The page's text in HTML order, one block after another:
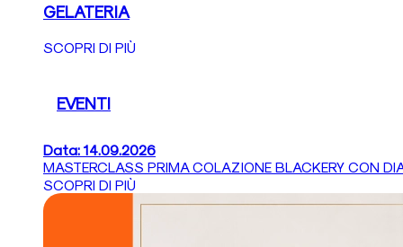
GELATERIA
SCOPRI DI PIÙ
EVENTI
Data: 14.09.2026
MASTERCLASS PRIMA COLAZIONE BLACKERY CON
SCOPRI DI PIÙ